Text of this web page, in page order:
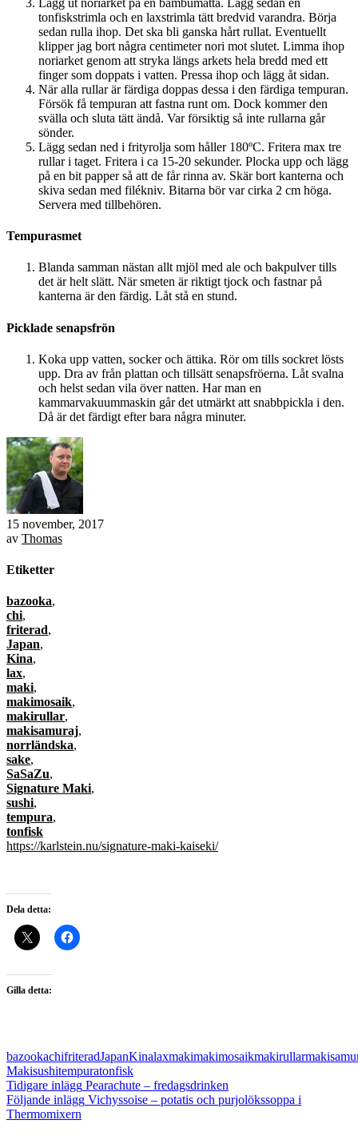
tonfiskstrimla och en laxstrimla tätt bredvid varandra. Börja
sedan rulla ihop. Det ska bli ganska hårt rullat. Eventuellt
klipper jag bort några centimeter nori mot slutet. Limma ihop
noriarket genom att stryka längs arkets hela bredd med ett
finger som doppats i vatten. Pressa ihop och lägg åt sidan.
När alla rullar är färdiga doppas dessa i den färdiga tempuran.
Försök få tempuran att fastna runt om. Dock kommer den
svälla och sluta tätt ändå. Var försiktig så inte rullarna går
sönder.
Lägg sedan ned i frityrolja som håller 180ºC. Fritera max tre
rullar i taget. Fritera i ca 15-20 sekunder. Plocka upp och lägg
på en bit papper så att de får rinna av. Skär bort kanterna och
skiva sedan med filékniv. Bitarna bör var cirka 2 cm höga.
Servera med tillbehören.
Tempurasmet
Blanda samman nästan allt mjöl med ale och bakpulver tills
det är helt slätt. När smeten är riktigt tjock och fastnar på
kanterna är den färdig. Låt stå en stund.
Picklade senapsfrön
Koka upp vatten, socker och ättika. Rör om tills sockret lösts
upp. Dra av från plattan och tillsätt senapsfröerna. Låt svalna
och helst sedan vila över natten. Har man en
kammarvakuummaskin går det utmärkt att snabbpickla i den.
Då är det färdigt efter bara några minuter.
15 november, 2017
av Thomas
Etiketter
bazooka,
chi,
friterad,
Japan,
Kina,
lax,
maki,
makimosaik,
makirullar,
makisamuraj,
norrländska,
sake,
SaSaZu,
Signature Maki,
sushi,
tempura,
tonfisk
https://karlstein.nu/signature-maki-kaiseki/
Dela detta:
Gilla detta:
bazookachifriteradJapanKinalaxmakimakimosaikmakirullar
Makisushitempuratonfisk
Inläggsnavigering
Tidigare inlägg Pearachute – fredagsdrinken
Följande inlägg Vichyssoise – potatis och purjolökssoppa i
Thermomixern